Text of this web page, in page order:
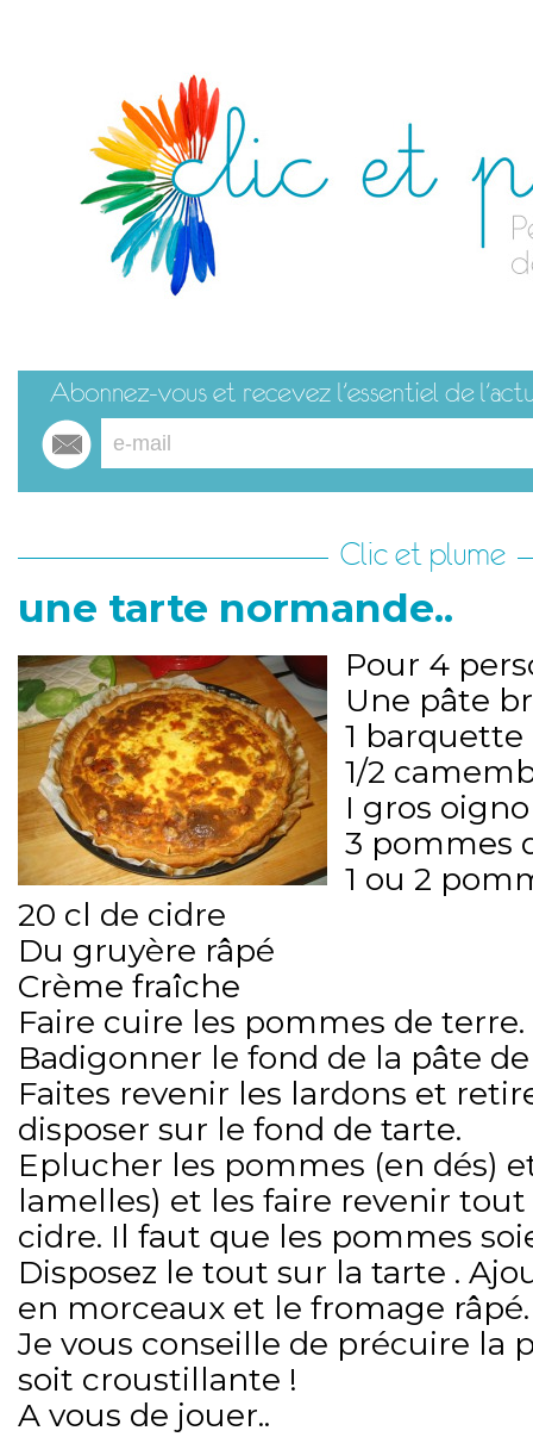
Clic et plume
une tarte normande..
Pour 4
Une pâte
1
1/2
I gros
3 pommes
1 ou 2
20 cl de cidre
Du gruyère râpé
Crème fraîche
Faire cuire les pommes de terre.
Badigonner le fond de la pâte
Faites revenir les lardons et
disposer sur le fond de tarte.
Eplucher les pommes (en dés)
lamelles) et les faire revenir
cidre. Il faut que les pommes
Disposez le tout sur la tarte .
en morceaux et le fromage râpé.
Je vous conseille de précuire la
soit croustillante !
A vous de jouer..